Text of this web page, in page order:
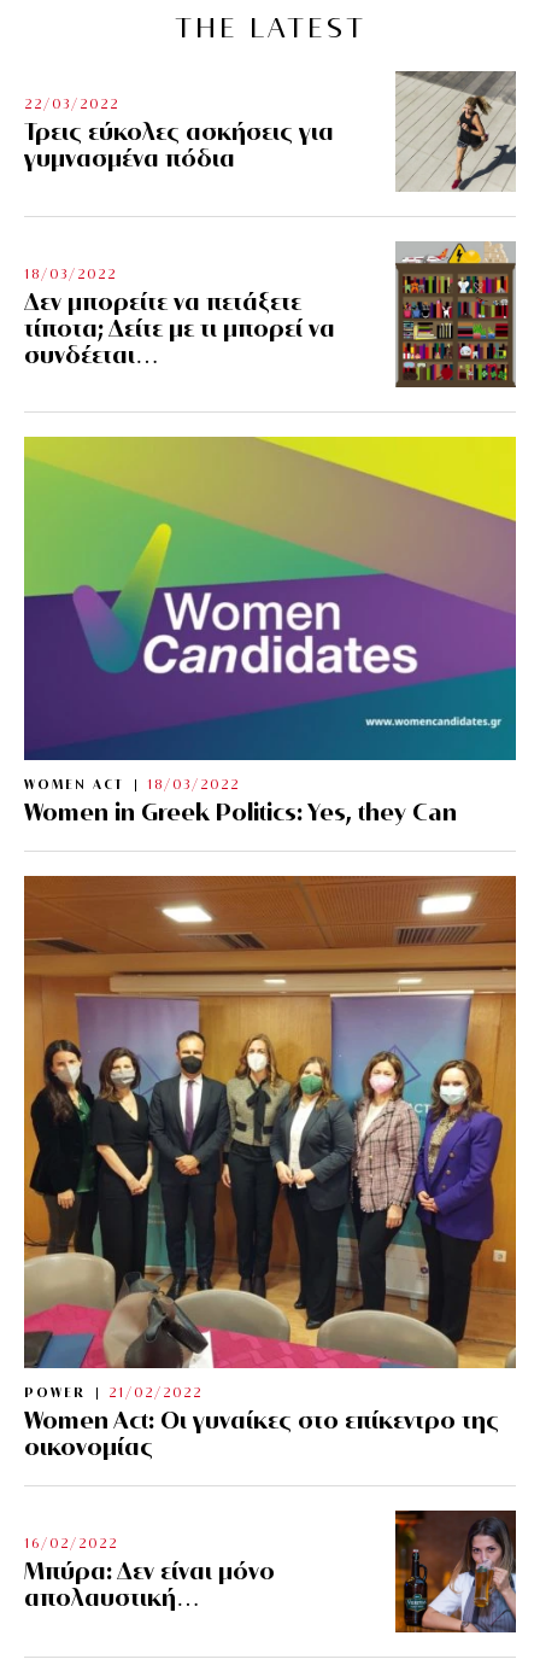
THE LATEST
22/03/2022
Τρεις εύκολες ασκήσεις για
γυμνασμένα πόδια
18/03/2022
Δεν μπορείτε να πετάξετε
τίποτα; Δείτε με τι μπορεί να
συνδέεται…
WOMEN ACT 18/03/2022
Women in Greek Politics: Yes, they Can
POWER 21/02/2022
Women Act: Οι γυναίκες στο επίκεντρο της
οικονομίας
16/02/2022
Μπύρα: Δεν είναι μόνο
απολαυστική…